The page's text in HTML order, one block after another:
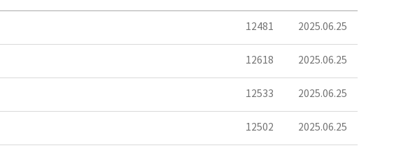
12481 2025.06.25
12618 2025.06.25
12533 2025.06.25
12502 2025.06.25